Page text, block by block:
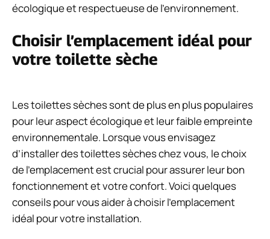
écologique et respectueuse de l’environnement.
Choisir l’emplacement idéal pour
votre toilette sèche
Les toilettes sèches sont de plus en plus populaires
pour leur aspect écologique et leur faible empreinte
environnementale. Lorsque vous envisagez
d’installer des toilettes sèches chez vous, le choix
de l’emplacement est crucial pour assurer leur bon
fonctionnement et votre confort. Voici quelques
conseils pour vous aider à choisir l’emplacement
idéal pour votre installation.